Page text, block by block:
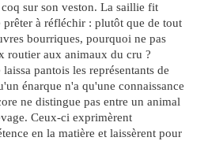
sur son veston. La saillie fit
prêter à réfléchir : plutôt que de tout
bourriques, pourquoi ne pas
routier aux animaux du cru ?
pantois les représentants de
énarque n'a qu'une connaissance
ne distingue pas entre un animal
Ceux-ci exprimèrent
en la matière et laissèrent pour